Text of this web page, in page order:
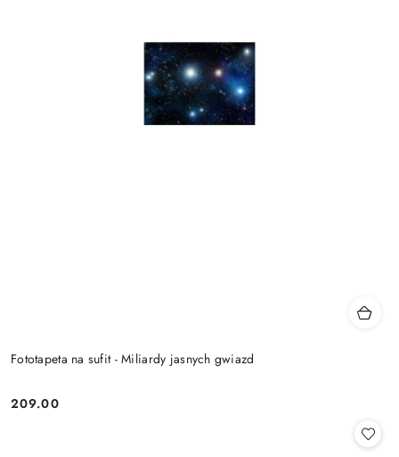
Fototapeta na sufit - Miliardy jasnych gwiazd
Cena:
209.00